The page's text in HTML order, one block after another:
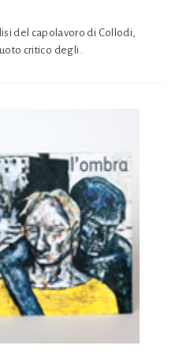
del capolavoro di Collodi,
critico degli..